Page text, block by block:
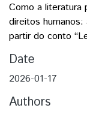
Como a literatura
direitos humanos:
partir do conto
Date
2026-01-17
Authors